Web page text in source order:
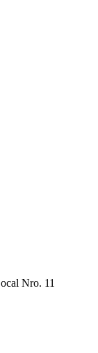
Nro. 11